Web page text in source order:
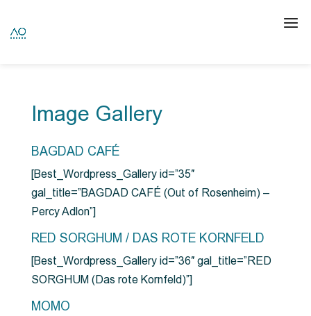
Image Gallery
BAGDAD CAFÉ
[Best_Wordpress_Gallery id=”35″
gal_title=”BAGDAD CAFÉ (Out of Rosenheim) –
Percy Adlon”]
RED SORGHUM / DAS ROTE KORNFELD
[Best_Wordpress_Gallery id=”36″ gal_title=”RED
SORGHUM (Das rote Kornfeld)”]
MOMO